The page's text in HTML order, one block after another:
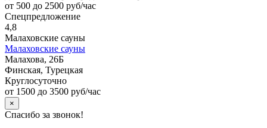
от 500 до 2500 руб/час
Спецпредложение
4,8
Малаховские сауны
Малаховские сауны
Малахова, 26Б
Финская, Турецкая
Круглосуточно
от 1500 до 3500 руб/час
×
Спасибо за звонок!